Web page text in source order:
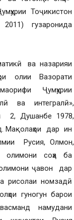
Тоҷикистон
гузаронида
ва назарияи
олии Вазорати
Ҷумҳурии
ва интегралӣ»,
2, Душанбе 1978,
Мақолаҳои дар ин
Русия, Олмон,
олимони соҳа ба
ҷавон дар
рисолаи номзадӣ
барои
намудани